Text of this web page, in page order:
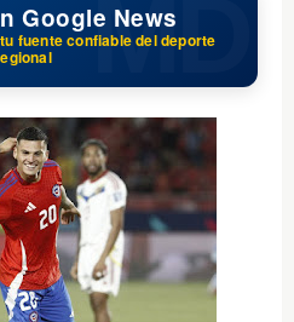
Google News
fuente confiable del deporte